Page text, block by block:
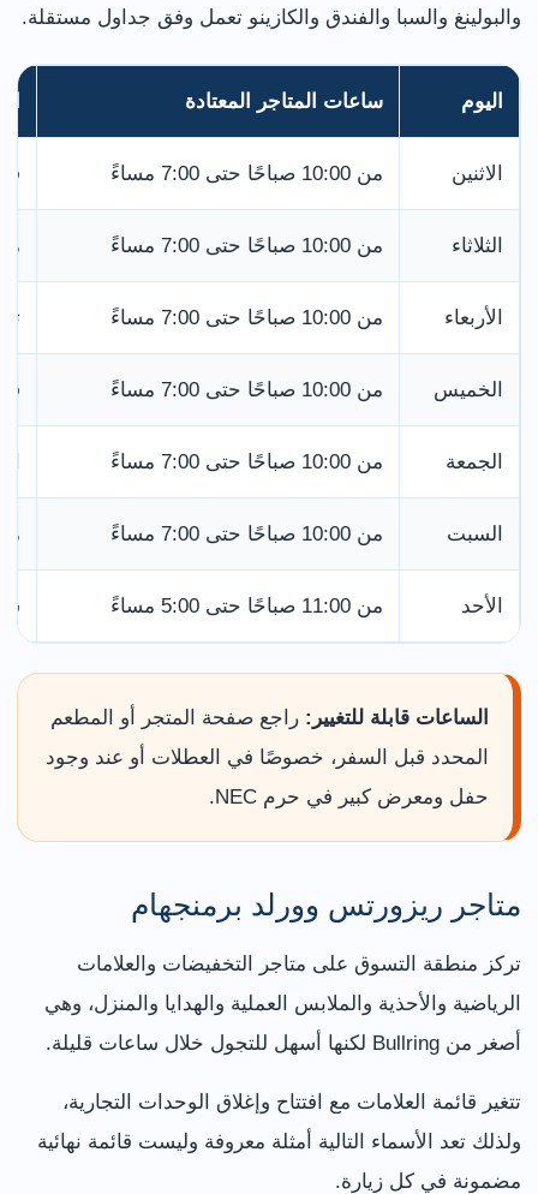
والبولينغ والسبا والفندق والكازينو تعمل وفق جداول مستقلة.
اليوم ساعات المتاجر المعتادة
الاثنين من 10:00 صباحًا حتى 7:00 مساءً
الثلاثاء من 10:00 صباحًا حتى 7:00 مساءً
الأربعاء من 10:00 صباحًا حتى 7:00 مساءً
الخميس من 10:00 صباحًا حتى 7:00 مساءً
الجمعة من 10:00 صباحًا حتى 7:00 مساءً
السبت من 10:00 صباحًا حتى 7:00 مساءً
الأحد من 11:00 صباحًا حتى 5:00 مساءً
الساعات قابلة للتغيير: راجع صفحة المتجر أو المطعم
المحدد قبل السفر، خصوصًا في العطلات أو عند وجود
حفل ومعرض كبير في حرم NEC.
متاجر ريزورتس وورلد برمنجهام
تركز منطقة التسوق على متاجر التخفيضات والعلامات
الرياضية والأحذية والملابس العملية والهدايا والمنزل، وهي
أصغر من Bullring لكنها أسهل للتجول خلال ساعات قليلة.
تتغير قائمة العلامات مع افتتاح وإغلاق الوحدات التجارية،
ولذلك تعد الأسماء التالية أمثلة معروفة وليست قائمة نهائية
مضمونة في كل زيارة.